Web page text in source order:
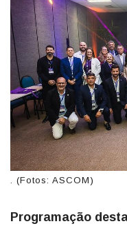
. (Fotos: ASCOM)
Programação